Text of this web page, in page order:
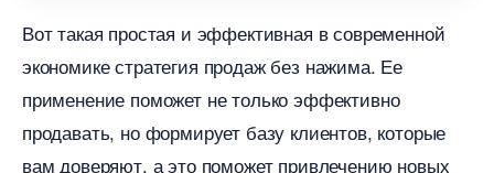
от такая простая и эффективная в современной
экономике стратегия продаж без нажима. Ее
применение поможет не только эффективно
продавать, но формирует базу клиентов, которые
ам доверяют, а это поможет привлечению новых